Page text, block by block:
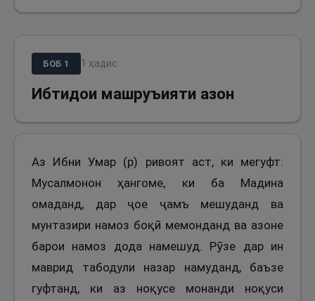
БОБ 1 1 ҳадис
Ибтидои машруъияти азон
Аз Ибни Умар (р) ривоят аст, ки мегуфт:
Мусалмонон ҳангоме, ки ба Мадина
омаданд, дар ҷое ҷамъ мешуданд ва
мунтазири намоз боқӣ мемонданд ва азоне
барои намоз дода намешуд. Рӯзе дар ин
маврид табодули назар намуданд, баъзе
гуфтанд, ки аз ноқусе монанди ноқуси